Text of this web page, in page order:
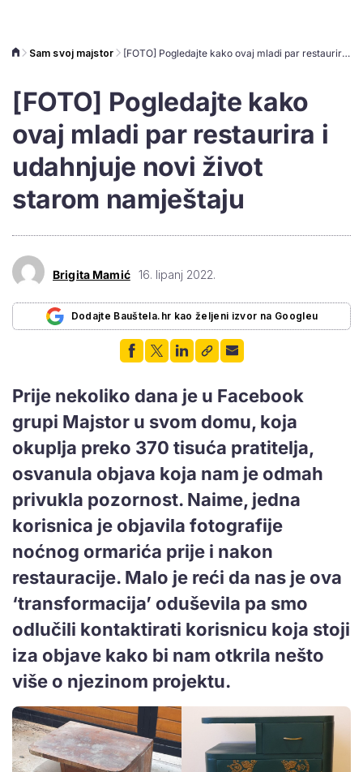
Sam svoj majstor [FOTO] Pogledajte kako ovaj mladi par restaurira i udahnjuje novi život starom namještaju
[FOTO] Pogledajte kako
ovaj mladi par restaurira i
udahnjuje novi život
starom namještaju
Brigita Mamić 16. lipanj 2022.
Dodajte Bauštela.hr kao željeni izvor na Googleu
Prije nekoliko dana je u Facebook
grupi Majstor u svom domu, koja
okuplja preko 370 tisuća pratitelja,
osvanula objava koja nam je odmah
privukla pozornost. Naime, jedna
korisnica je objavila fotografije
noćnog ormarića prije i nakon
restauracije. Malo je reći da nas je ova
‘transformacija’ oduševila pa smo
odlučili kontaktirati korisnicu koja stoji
iza objave kako bi nam otkrila nešto
više o njezinom projektu.